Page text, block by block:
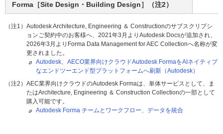
Forma［Site Design・Building Design］（注2）
（注1）Autodesk Architecture, Engineering ＆ Constructionのサブスクリプシ
ョンご契約中のお客様へ、2021年3月よりAutodesk Docsが追加され、
2026年3月よりForma Data Management for AEC Collectionへ名称が変
更されました。
Autodesk、AECO業界向けクラウドAutodesk FormaをAIネイティブ
なエンドツーエンド型プラットフォームへ刷新（Autodesk）
（注2）AEC業界向けクラウドのAutodesk Formaは、単体サービスとして、ま
たはArchitecture, Engineering ＆ Construction Collectionの一部として
購入可能です。
Autodesk Forma チームとワークフロー、データを統合